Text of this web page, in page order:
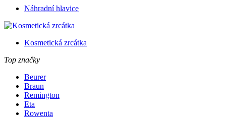
Náhradní hlavice
Kosmetická zrcátka
Top značky
Beurer
Braun
Remington
Eta
Rowenta